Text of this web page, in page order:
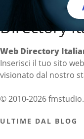
Directory
Web Directory
Inserisci il tuo sito
visionato dal nostro
© 2010-2026
ULTIME DAL BLOG